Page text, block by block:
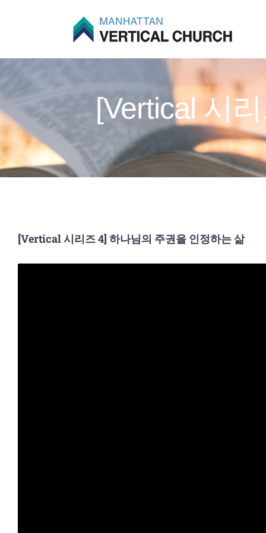
[Vertical 시
[Vertical 시리즈 4] 하나님의 주권을 인정하는 삶